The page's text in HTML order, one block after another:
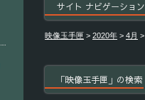
サイト ナビゲーション
映像玉手匣 > 2020年 > 4月 >
「映像玉手匣」の検索